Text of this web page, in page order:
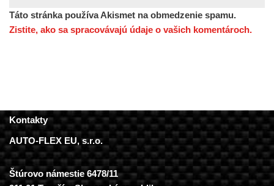
Táto stránka používa Akismet na obmedzenie spamu.
Zistite, ako sa spracovávajú údaje o vašich komentároch.
Kontakty
AUTO-FLEX EU, s.r.o.
Štúrovo námestie 6478/11